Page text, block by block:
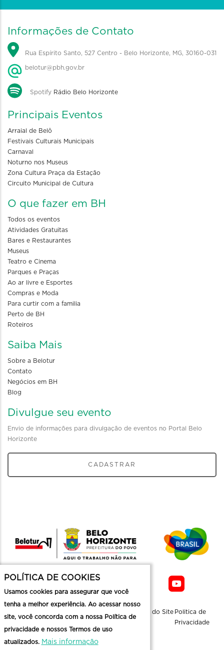
Informações de Contato
Rua Espírito Santo, 527 Centro - Belo Horizonte, MG, 30160-031
belotur@pbh.gov.br
Spotify Rádio Belo Horizonte
Principais Eventos
Arraial de Belô
Festivais Culturais Municipais
Carnaval
Noturno nos Museus
Zona Cultura Praça da Estação
Circuito Municipal de Cultura
O que fazer em BH
Todos os eventos
Atividades Gratuitas
Bares e Restaurantes
Museus
Teatro e Cinema
Parques e Praças
Ao ar livre e Esportes
Compras e Moda
Para curtir com a familia
Perto de BH
Roteiros
Saiba Mais
Sobre a Belotur
Contato
Negócios em BH
Blog
Divulgue seu evento
Envio de informações para divulgação de eventos no Portal Belo
Horizonte
CADASTRAR
Mapa do Site Politica de
Privacidade
POLÍTICA DE COOKIES
Usamos cookies para assegurar que você
tenha a melhor experiência. Ao acessar nosso
site, você concorda com a nossa Política de
privacidade e nossos Termos de uso
atualizados. Mais informação